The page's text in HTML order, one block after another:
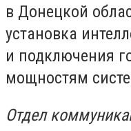
в Донецкой
установка
и подключения
мощностям
Отдел